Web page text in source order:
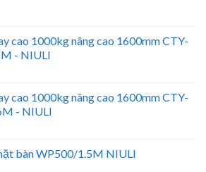
cao 1000kg nâng cao 1600mm CTY-
- NIULI
cao 1000kg nâng cao 1600mm CTY-
- NIULI
bàn WP500/1.5M NIULI